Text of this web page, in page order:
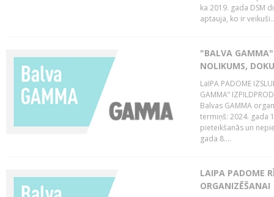
ka 2019. gada DSM
aptauja, ko ir
"BALVA GAMMA"
NOLIKUMS,
LaIPA PADOME
GAMMA”
Balvas GAMMA
termiņš: 2024. gada
pieteikšanās un
gada 8....
LAIPA PADOME
ORGANIZĒŠANAI